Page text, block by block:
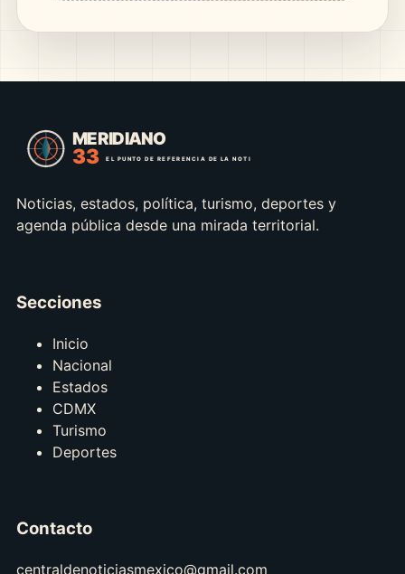
Noticias, estados, política, turismo, deportes y
agenda pública desde una mirada territorial.
Secciones
Inicio
Nacional
Estados
CDMX
Turismo
Deportes
Contacto
centraldenoticiasmexico@gmail.com